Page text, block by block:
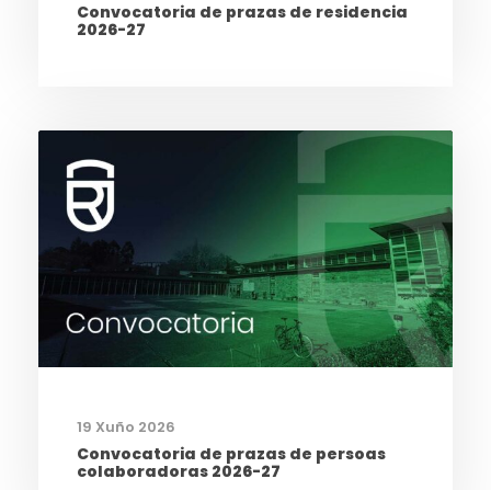
Convocatoria de prazas de residencia
2026-27
19 Xuño 2026
Convocatoria de prazas de persoas
colaboradoras 2026-27